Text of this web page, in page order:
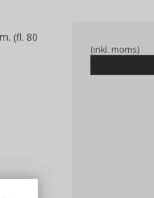
(fl. 80
(inkl. moms)